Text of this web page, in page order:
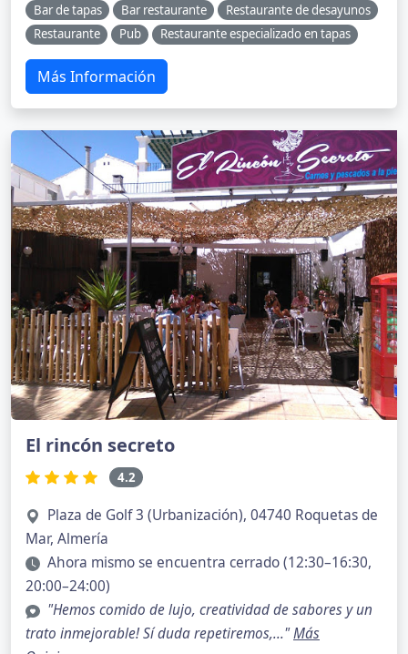
Bar de tapas Bar restaurante
Restaurante de desayunos
Restaurante
Pub Restaurante especializado en tapas
Más Información
El rincón secreto
4.2
Plaza de Golf 3 (Urbanización), 04740 Roquetas de
Mar, Almería
Ahora mismo se encuentra cerrado (12:30–16:30,
20:00–24:00)
"Hemos comido de lujo, creatividad de sabores y un
trato inmejorable! Sí duda repetiremos,..."Más